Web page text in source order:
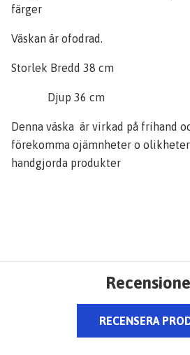
färger
Väskan är ofodrad.
Storlek Bredd 38 cm
Djup 36 cm
Denna väska är virkad på frihand
förekomma ojämnheter o
handgjorda produkter
RECENSERA